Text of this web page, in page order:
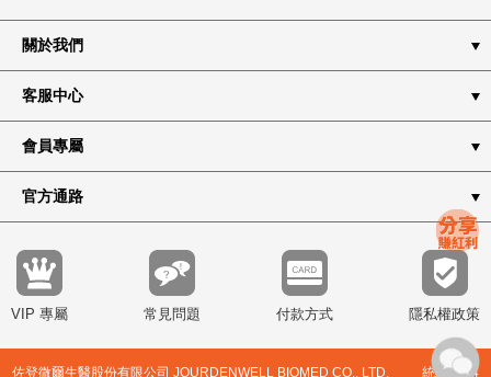
關於我們
客服中心
會員專屬
官方通路
VIP 專屬 常見問題 付款方式 隱私權政策
佐登微爾生醫股份有限公司 JOURDENWELL BIOMED CO., LTD. 統編8344